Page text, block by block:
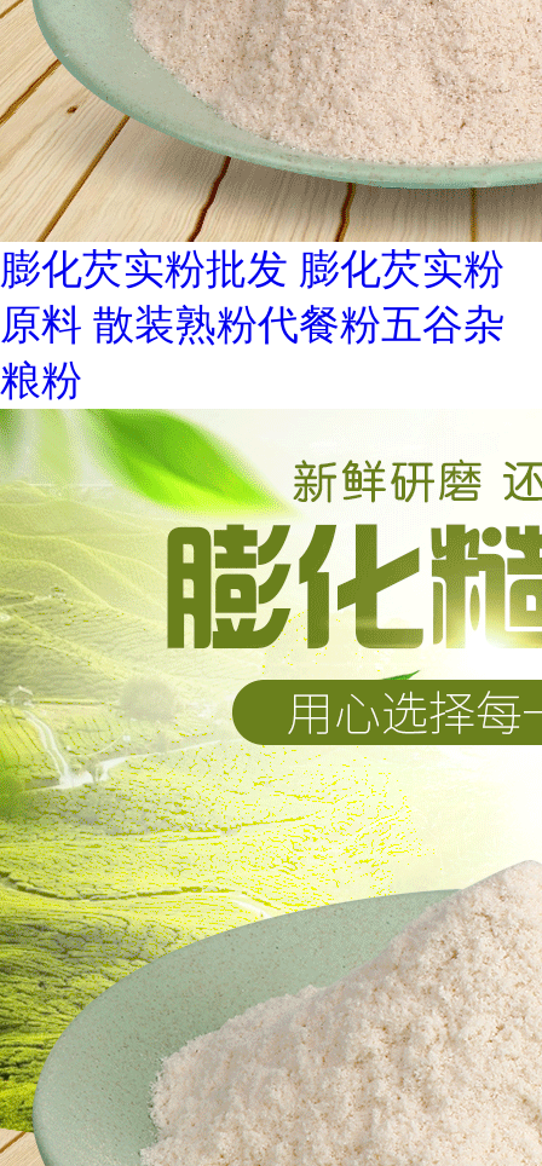
膨化芡实粉批发 膨化芡实粉
原料 散装熟粉代餐粉五谷杂
粮粉